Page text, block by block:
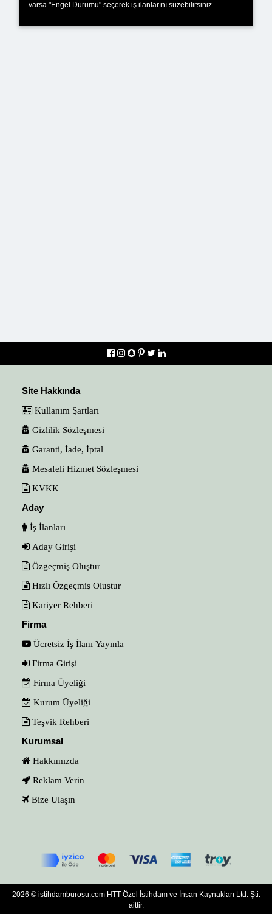
varsa "Engel Durumu" seçerek iş ilanlarını süzebilirsiniz.
Site Hakkında
Kullanım Şartları
Gizlilik Sözleşmesi
Garanti, İade, İptal
Mesafeli Hizmet Sözleşmesi
KVKK
Aday
İş İlanları
Aday Girişi
Özgeçmiş Oluştur
Hızlı Özgeçmiş Oluştur
Kariyer Rehberi
Firma
Ücretsiz İş İlanı Yayınla
Firma Girişi
Firma Üyeliği
Kurum Üyeliği
Teşvik Rehberi
Kurumsal
Hakkımızda
Reklam Verin
Bize Ulaşın
2026 © istihdamburosu.com HTT Özel İstihdam ve İnsan Kaynakları Ltd. Şti.
aittir.